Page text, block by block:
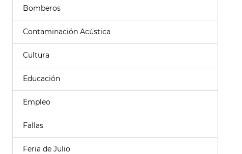
Bomberos
Contaminación Acústica
Cultura
Educación
Empleo
Fallas
Feria de Julio